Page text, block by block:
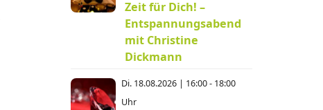
Zeit für Dich! –
Entspannungsabend
mit Christine
Dickmann
Di. 18.08.2026 | 16:00 - 18:00
Uhr